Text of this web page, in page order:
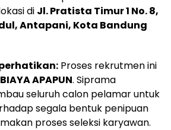
di Jl. Pratista Timur 1 No. 8,
Antapani, Kota Bandung
Proses rekrutmen ini
APAPUN. Siprama
seluruh calon pelamar untuk
segala bentuk penipuan
proses seleksi karyawan.